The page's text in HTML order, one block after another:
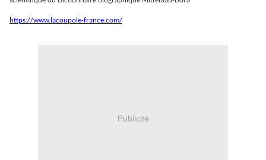
https://www.lacoupole-france.com/
Publicité